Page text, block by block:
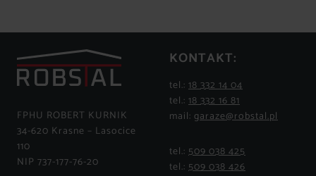
FPHU ROBERT KURNIK
34-620 Krasne – Lasocice
110
NIP 737-177-76-20
KONTAKT:
tel.: 18 332 14 04
tel.: 18 332 16 81
mail: garaze@robstal.pl
tel.: 509 038 425
tel.: 509 038 426